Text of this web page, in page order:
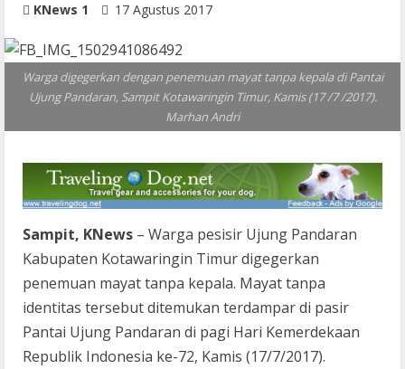
KNews 1 17 Agustus 2017
Warga digegerkan dengan penemuan mayat tanpa kepala di Pantai
Ujung Pandaran, Sampit Kotawaringin Timur, Kamis (17 /7 /2017).
Marhan Andri
Sampit, KNews – Warga pesisir Ujung Pandaran
Kabupaten Kotawaringin Timur digegerkan
penemuan mayat tanpa kepala. Mayat tanpa
identitas tersebut ditemukan terdampar di pasir
Pantai Ujung Pandaran di pagi Hari Kemerdekaan
Republik Indonesia ke-72, Kamis (17/7/2017).